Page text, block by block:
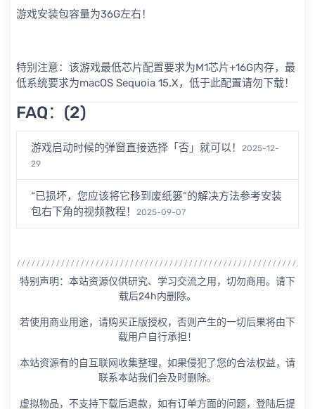
游戏安装包容量为36G左右！
特别注意：该游戏最低芯片配置要求为M1芯片+16G内存，最
低系统要求为macOS Sequoia 15.X，低于此配置请勿下载！
FAQ：(2)
游戏启动时候的弹窗直接选择「否」就可以！
2025-12-
29
“已损坏，您应该将它移到废纸篓”的解决方法参考安装
包右下角的视频教程！
2025-09-07
特别声明：本站资源仅供研究、学习交流之用，切勿商用。请下
载后24h内删除。
若使用商业用途，请购买正版授权，否则产生的一切后果将由下
载用户自行承担！
本站资源有的自互联网收集整理，如果侵犯了您的合法权益，请
联系本站我们会及时删除。
虚拟物品，不支持下载后退款，如有订单方面的问题，登陆后提